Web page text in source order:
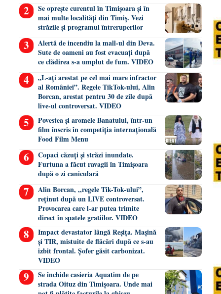
Se oprește curentul în Timișoara și în
mai multe localități din Timiș. Vezi
străzile și programul întreruperilor
Alertă de incendiu la mall-ul din Deva.
Sute de oameni au fost evacuați după
ce clădirea s-a umplut de fum. VIDEO
„L-ați arestat pe cel mai mare infractor
al României”. Regele TikTok-ului, Alin
Borcan, arestat pentru 30 de zile după
live-ul controversat. VIDEO
Povestea și aromele Banatului, într-un
film înscris în competiția internațională
Food Film Menu
Copaci căzuți și străzi inundate.
Furtuna a făcut ravagii în Timișoara
după o zi caniculară
Alin Borcan, ,,regele Tik-Tok-ului”,
reținut după un LIVE controversat.
Provocarea care l-ar putea trimite
direct în spatele gratiilor. VIDEO
Impact devastator lângă Reșița. Mașină
și TIR, mistuite de flăcări după ce s-au
izbit frontal. Șofer găsit carbonizat.
VIDEO
Se închide casieria Aquatim de pe
strada Oituz din Timișoara. Unde mai